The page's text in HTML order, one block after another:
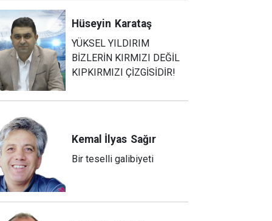
Hüseyin Karataş
YÜKSEL YILDIRIM
BİZLERİN KIRMIZI DEĞİL
KIPKIRMIZI ÇİZGİSİDİR!
Kemal İlyas Sağır
Bir teselli galibiyeti